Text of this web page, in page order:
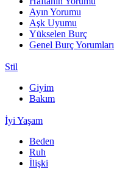
Ayın Yorumu
Aşk Uyumu
Yükselen Burç
Genel Burç Yorumları
Stil
Giyim
Bakım
İyi Yaşam
Beden
Ruh
İlişki